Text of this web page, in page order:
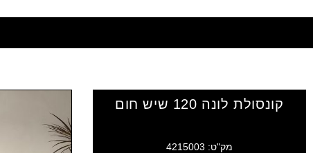
קונסולת לונה 120 שיש חום
מק"ט: 4215003